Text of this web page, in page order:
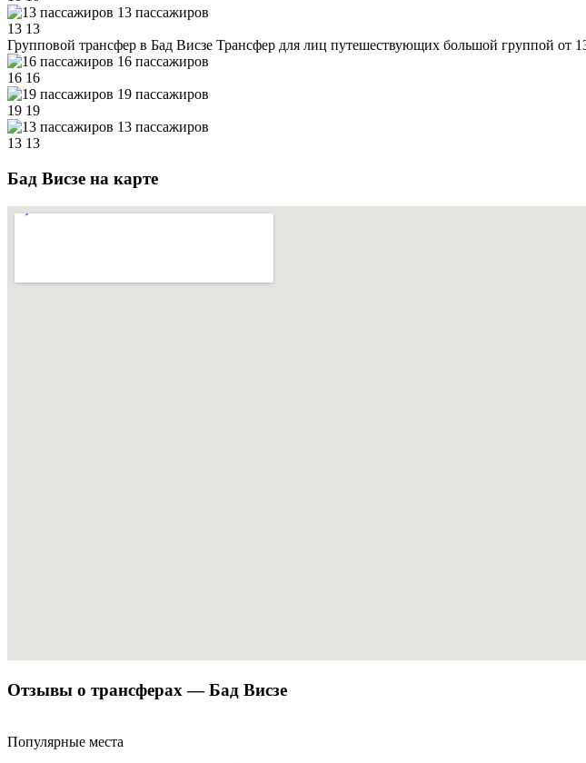
13 пассажиров
13 13
Групповой трансфер в Бад Висзе Трансфер для лиц путешествующих большой группой от
16 пассажиров
16 16
19 пассажиров
19 19
13 пассажиров
13 13
Бад Висзе на карте
Отзывы о трансферах — Бад Висзе
Популярные места